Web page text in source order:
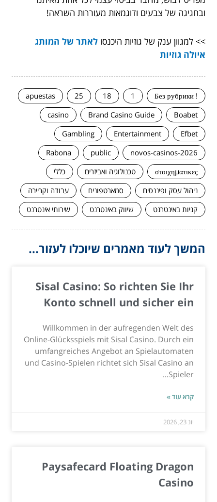
ובחגיגה של צבעים ודוגמאות מעוררות השראה!
>> למגוון ענק של גוזיות היכנסו לאתר של המותג
איולה גוזיות
! Без рубрики
1
18
25
apuestas
Boabet
Brand Casino Guide
casino
Efbet
Entertainment
Gambling
novos-casinos-2026
public
Rabona
στοιχηματικες
טכנולוגיה ואביזרים
כללי
ניהול עסק ופיננסים
סמארטפונים
עבודה וקריירה
קניות באינטרנט
שיווק באינטרנט שירותי אינטרנט
המשך לעוד מאמרים שיוכלו לעזור...
Sisal Casino: So richten Sie Ihr
Konto schnell und sicher ein
Willkommen in der aufregenden Welt des
Online-Glücksspiels mit Sisal Casino. Durch ein
umfangreiches Angebot an Spielautomaten
und Casino-Spielen richtet sich Sisal Casino an
Spieler...
קרא עוד »
יונ 23, 2026
Paysafecard Floating Dragon
Casino